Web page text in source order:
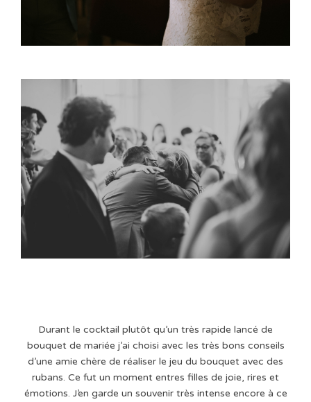
Durant le cocktail plutôt qu’un très rapide lancé de
bouquet de mariée j’ai choisi avec les très bons conseils
d’une amie chère de réaliser le jeu du bouquet avec des
rubans. Ce fut un moment entres filles de joie, rires et
émotions. J’en garde un souvenir très intense encore à ce